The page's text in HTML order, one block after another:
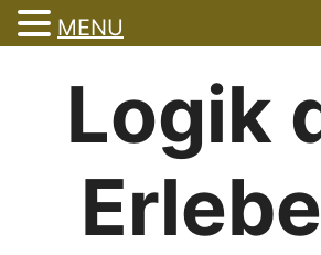
Logik
MENU